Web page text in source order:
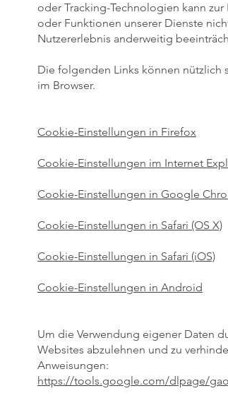
oder Tracking-Technologien kann
oder Funktionen unserer Dienste
Nutzererlebnis anderweitig
Die folgenden Links können nützlich
im Browser.
Cookie-Einstellungen in Firefox
Cookie-Einstellungen im Internet
Cookie-Einstellungen in Google
Cookie-Einstellungen in Safari (OS X)
Cookie-Einstellungen in Safari (iOS)
Cookie-Einstellungen in Android
Um die Verwendung eigener Daten
Websites abzulehnen und zu
Anweisungen:
https://tools.google.com/dlpage/